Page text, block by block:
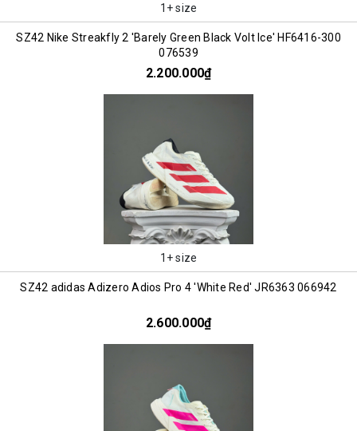
1+ size
SZ42 Nike Streakfly 2 'Barely Green Black Volt Ice' HF6416-300
076539
2.200.000₫
1+ size
SZ42 adidas Adizero Adios Pro 4 'White Red' JR6363 066942
2.600.000₫